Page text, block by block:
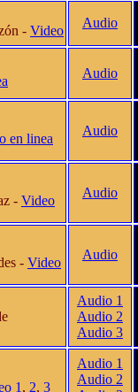
- Video
Audio
Audio
en linea
Audio
- Video
Audio
- Video
Audio
Audio 1
Audio 2
Audio 3
1 , 2, 3
Audio 1
Audio 2